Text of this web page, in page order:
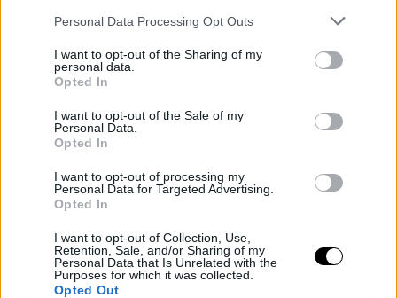
Personal Data Processing Opt Outs
I want to opt-out of the Sharing of my
personal data.
Opted In
I want to opt-out of the Sale of my
Personal Data.
Opted In
I want to opt-out of processing my
Personal Data for Targeted Advertising.
Opted In
I want to opt-out of Collection, Use,
Retention, Sale, and/or Sharing of my
Personal Data that Is Unrelated with the
Purposes for which it was collected.
Opted Out
Aszály és hőség: bezárják a
LIVINGSTON, Mont. (AP) – A hőség miatt rekordmagas
vízhőmérséklet veszélyezteti a pisztrángállományt,
horgászati tilalmakat vezettek be. A klímaváltozás
Rooby
augusztus 5, 2026
Még több cikk